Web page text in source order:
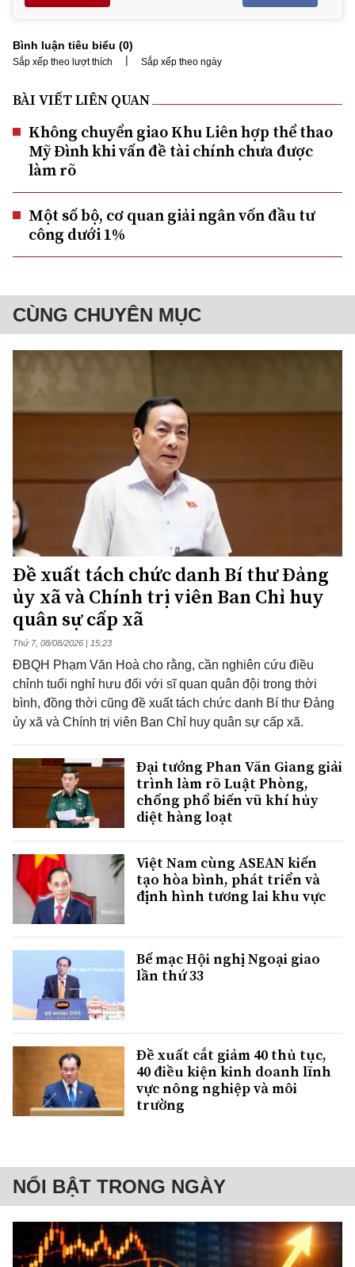
Bình luận tiêu biểu (0)
Sắp xếp theo lượt thích | Sắp xếp theo ngày
BÀI VIẾT LIÊN QUAN
Không chuyển giao Khu Liên hợp thể thao
Mỹ Đình khi vấn đề tài chính chưa được
làm rõ
Một số bộ, cơ quan giải ngân vốn đầu tư
công dưới 1%
CÙNG CHUYÊN MỤC
Đề xuất tách chức danh Bí thư Đảng
ủy xã và Chính trị viên Ban Chỉ huy
quân sự cấp xã
Thứ 7, 08/08/2026 | 15:23
ĐBQH Phạm Văn Hoà cho rằng, cần nghiên cứu điều
chỉnh tuổi nghỉ hưu đối với sĩ quan quân đội trong thời
bình, đồng thời cũng đề xuất tách chức danh Bí thư Đảng
ủy xã và Chính trị viên Ban Chỉ huy quân sự cấp xã.
Đại tướng Phan Văn Giang giải
trình làm rõ Luật Phòng,
chống phổ biến vũ khí hủy
diệt hàng loạt
Việt Nam cùng ASEAN kiến
tạo hòa bình, phát triển và
định hình tương lai khu vực
Bế mạc Hội nghị Ngoại giao
lần thứ 33
Đề xuất cắt giảm 40 thủ tục,
40 điều kiện kinh doanh lĩnh
vực nông nghiệp và môi
trường
NỔI BẬT TRONG NGÀY